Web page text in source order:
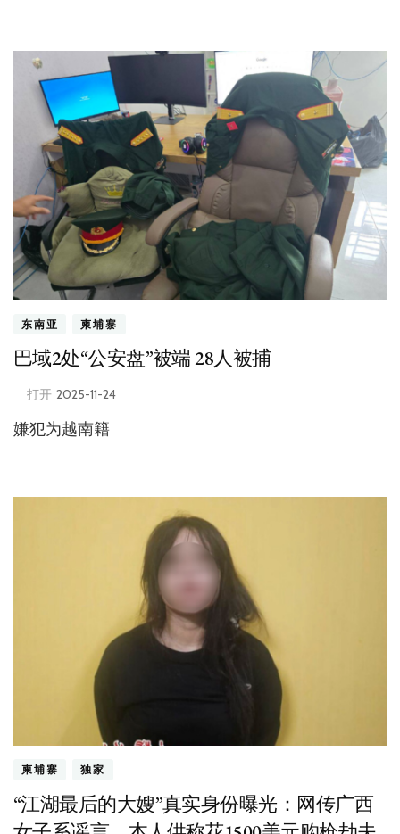
东南亚 柬埔寨
巴域2处“公安盘”被端 28人被捕
打开 2025-11-24
嫌犯为越南籍
柬埔寨 独家
“江湖最后的大嫂”真实身份曝光：网传广西